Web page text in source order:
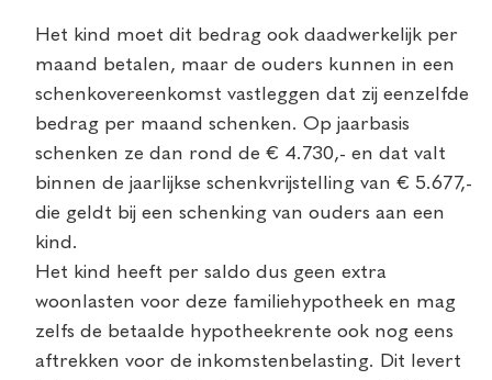
Het kind moet dit bedrag ook daadwerkelijk per
maand betalen, maar de ouders kunnen in een
schenkovereenkomst vastleggen dat zij eenzelfde
bedrag per maand schenken. Op jaarbasis
schenken ze dan rond de € 4.730,- en dat valt
binnen de jaarlijkse schenkvrijstelling van € 5.677,-
die geldt bij een schenking van ouders aan een
kind.
Het kind heeft per saldo dus geen extra
woonlasten voor deze familiehypotheek en mag
zelfs de betaalde hypotheekrente ook nog eens
aftrekken voor de inkomstenbelasting. Dit levert